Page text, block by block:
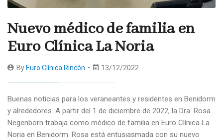
Nuevo médico de familia en
Euro Clínica La Noria
By Euro Clínica Rincón 13/12/2022
Buenas noticias para los veraneantes y residentes en Benidorm
y alrededores. A partir del 1 de diciembre de 2022, la Dra. Rosa
Negenborn trabaja como médico de familia en Euro Clínica La
Noria en Benidorm. Rosa está entusiasmada con su nuevo